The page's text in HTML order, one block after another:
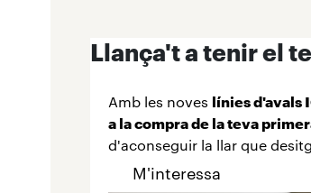
Llança't a tenir el
Amb les noves línies d'avals
a la compra de la teva
d'aconseguir la llar que
M'interessa